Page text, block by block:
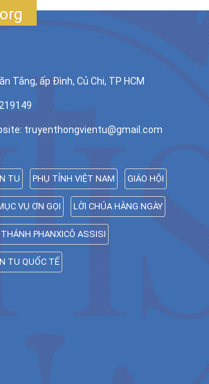
Tắng, ấp Đình, Củ Chi, TP HCM
truyenthongvientu@gmail.com
TU PHỤ TỈNH VIỆT NAM GIÁO HỘI
VỤ ƠN GỌI LỜI CHÚA HẰNG NGÀY
THÁNH PHANXICÔ ASSISI
TU QUỐC TẾ